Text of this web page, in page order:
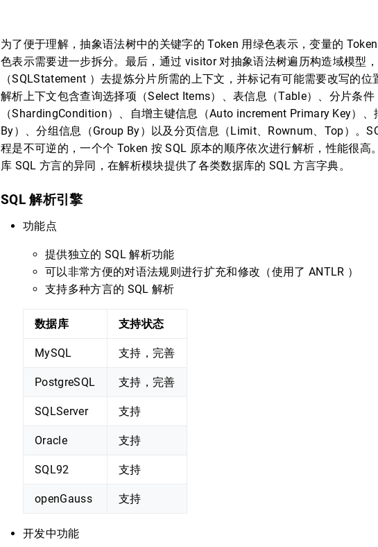
为了便于理解，抽象语法树中的关键字的 Token 用绿色表示，变量的
色表示需要进一步拆分。最后，通过 visitor 对抽象语法树遍历构造域模型
（SQLStatement ）去提炼分片所需的上下文，并标记有可能需要改写的位
解析上下文包含查询选择项（Select Items）、表信息（Table）、分片条件
（ShardingCondition）、自增主键信息（Auto increment Primary Key）、
By）、分组信息（Group By）以及分页信息（Limit、Rownum、Top）。
程是不可逆的，一个个 Token 按 SQL 原本的顺序依次进行解析，性能很高
库 SQL 方言的异同，在解析模块提供了各类数据库的 SQL 方言字典。
SQL 解析引擎
功能点
提供独立的 SQL 解析功能
可以非常方便的对语法规则进行扩充和修改（使用了 ANTLR ）
支持多种方言的 SQL 解析
数据库 支持状态
MySQL 支持，完善
PostgreSQL 支持，完善
SQLServer 支持
Oracle 支持
SQL92 支持
openGauss 支持
开发中功能